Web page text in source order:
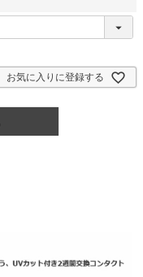
お気に入りに登録する